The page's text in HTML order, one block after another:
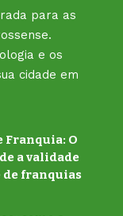
para as
e os
cidade em
Franquia: O
a validade
de franquias